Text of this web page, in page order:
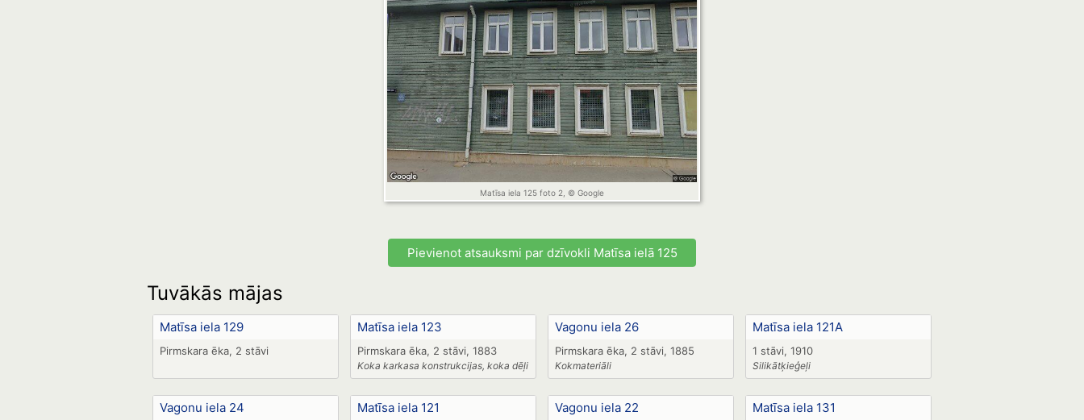
Matīsa iela 125 foto 2, © Google
Pievienot atsauksmi par dzīvokli Matīsa ielā 125
Tuvākās mājas
Matīsa iela 129
Pirmskara ēka, 2 stāvi
Matīsa iela 123
Pirmskara ēka, 2 stāvi, 1883
Koka karkasa konstrukcijas, koka dēļi
Vagonu iela 26
Pirmskara ēka, 2 stāvi, 1885
Kokmateriāli
Matīsa iela 121A
1 stāvi, 1910
Silikātķieģeļi
Vagonu iela 24 Matīsa iela 121 Vagonu iela 22 Matīsa iela 131